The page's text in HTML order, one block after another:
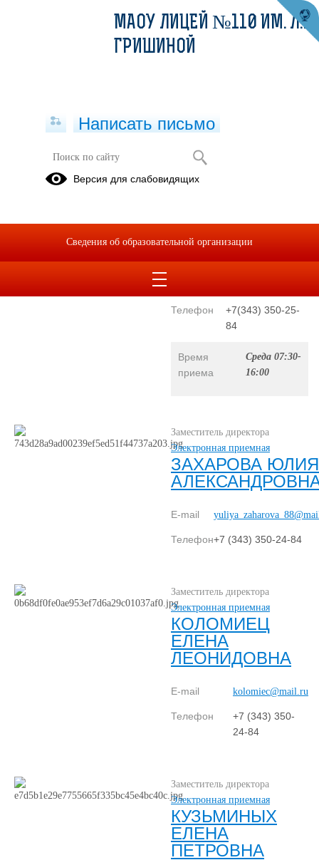
Директор лицея
ИГОРЬ
ИВАНОВИЧ
Телефон
+7(343) 350-25-
84
Время
приема
Среда 07:30-
16:00
Заместитель директора
Электронная приемная
ЗАХАРОВА ЮЛИЯ
E-mail
Телефон+7 (343) 350-24-84
Заместитель директора
Электронная приемная
КОЛОМИЕЦ
ЕЛЕНА
ЛЕОНИДОВНА
E-mail kolomiec@mail.ru
Телефон
+7 (343) 350-
24-84
Заместитель директора
Электронная приемная
КУЗЬМИНЫХ
ЕЛЕНА
ПЕТРОВНА
МАОУ ЛИЦЕЙ №110 ИМ. Л.К.
ГРИШИНОЙ
Написать письмо
Версия для слабовидящих
Сведения об образовательной организации